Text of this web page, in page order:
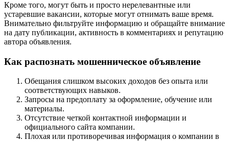
Кроме того, могут быть и просто нерелевантные или
устаревшие вакансии, которые могут отнимать ваше время.
Внимательно фильтруйте информацию и обращайте внимание
на дату публикации, активность в комментариях и репутацию
автора объявления.
Как распознать мошенническое объявление
Обещания слишком высоких доходов без опыта или
соответствующих навыков.
Запросы на предоплату за оформление, обучение или
материалы.
Отсутствие четкой контактной информации и
официального сайта компании.
Плохая или противоречивая информация о компании в